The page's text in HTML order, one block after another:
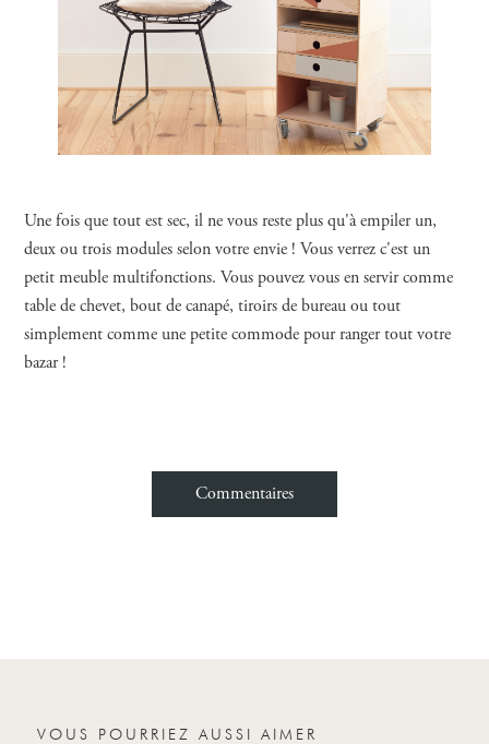
Une fois que tout est sec, il ne vous reste plus qu'à empiler un,
deux ou trois modules selon votre envie ! Vous verrez c'est un
petit meuble multifonctions. Vous pouvez vous en servir comme
table de chevet, bout de canapé, tiroirs de bureau ou tout
simplement comme une petite commode pour ranger tout votre
bazar !
Commentaires
Votre message
VOUS POURRIEZ AUSSI AIMER